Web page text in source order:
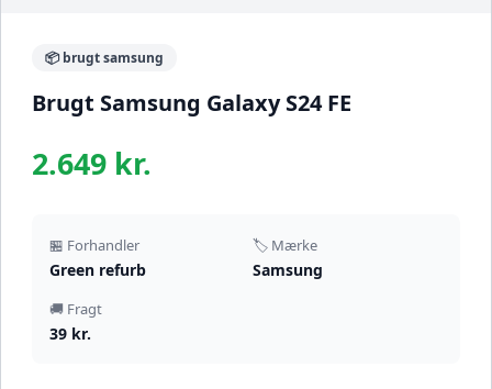
📦 brugt samsung
Brugt Samsung Galaxy S24 FE
2.649 kr.
🏪 Forhandler
Green refurb
🏷️ Mærke
Samsung
🚚 Fragt
39 kr.